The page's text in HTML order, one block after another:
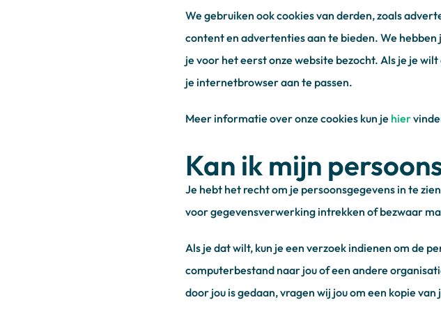
We gebruiken ook cookies van derden, zoals
content en advertenties aan te bieden. We
je voor het eerst onze website bezocht. Als je je
je internetbrowser aan te passen.
Meer informatie over onze cookies kun je hier
Kan ik mijn
Je hebt het recht om je persoonsgegevens in te
voor gegevensverwerking intrekken of bezwaar
Als je dat wilt, kun je een verzoek indienen om de
computerbestand naar jou of een andere
door jou is gedaan, vragen wij jou om een kopie